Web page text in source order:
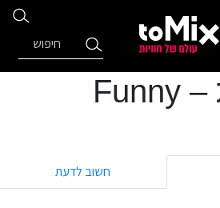
מצחיקונת – Funny
חשוב לדעת